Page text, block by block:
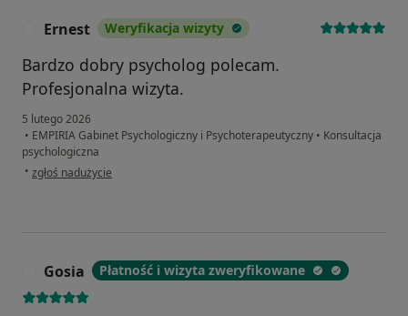
Ernest Weryfikacja wizyty
Bardzo dobry psycholog polecam.
Profesjonalna wizyta.
5 lutego 2026
• EMPIRIA Gabinet Psychologiczny i Psychoterapeutyczny • Konsultacja
psychologiczna
• w opinii użytkownika Ernest
zgłoś nadużycie
Gosia Płatność i wizyta zweryfikowane